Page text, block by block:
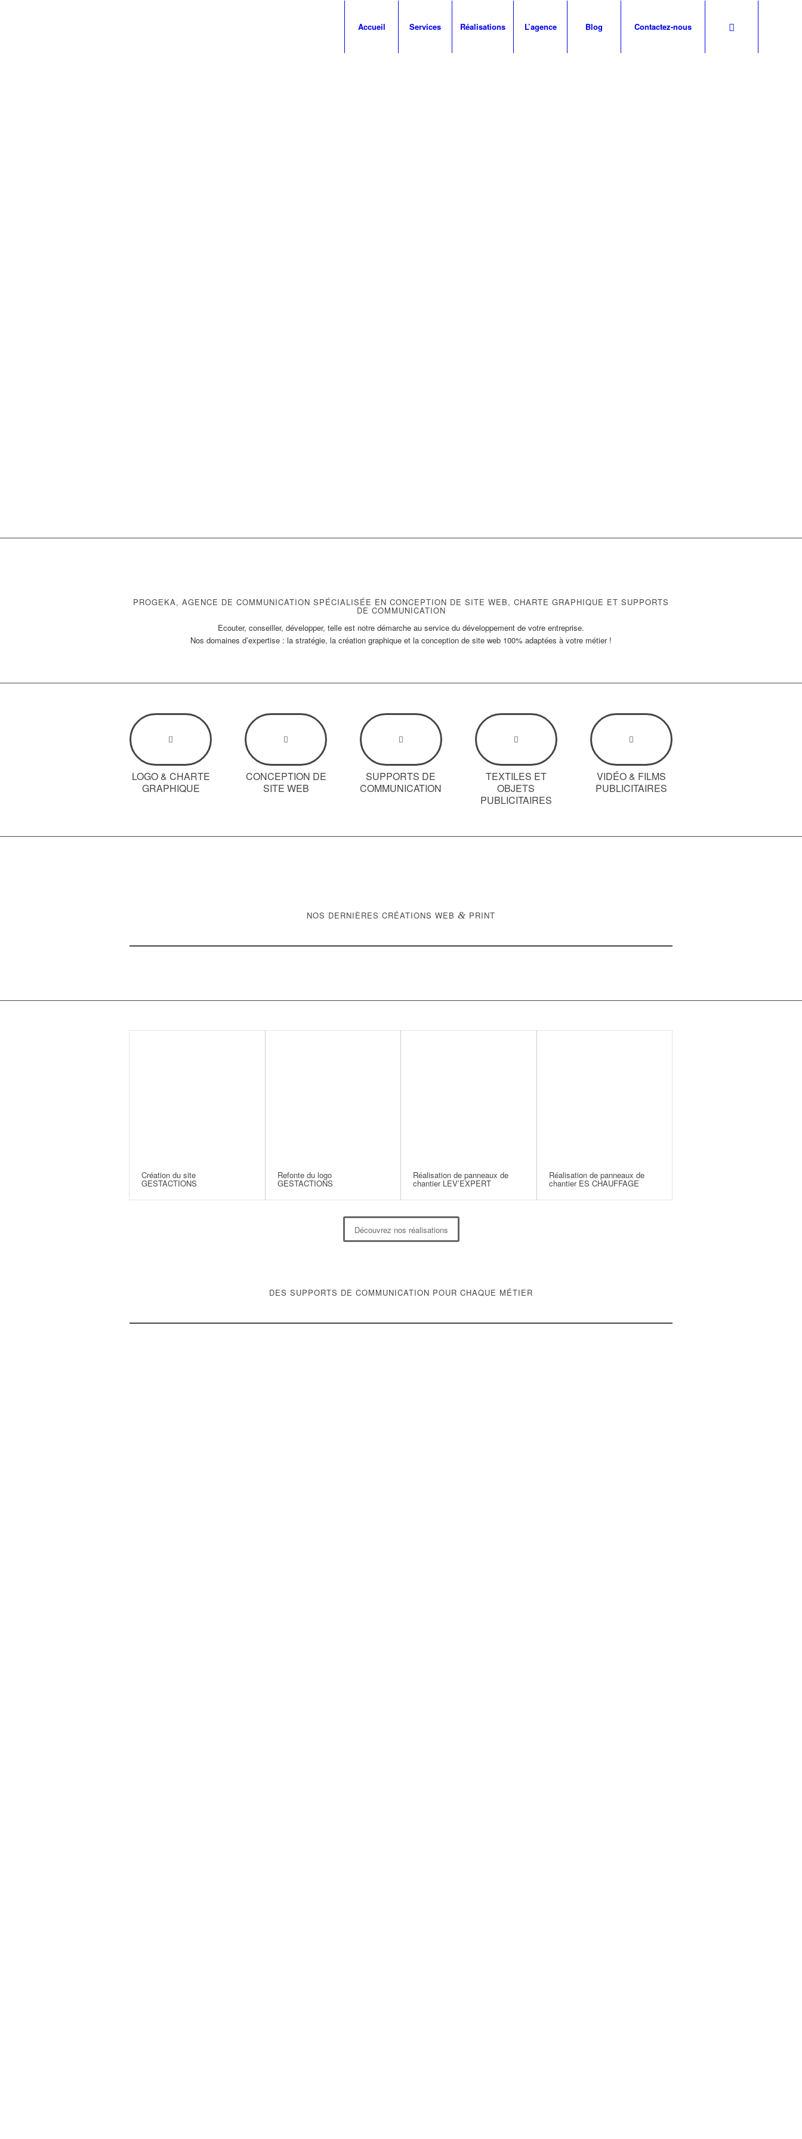
Accueil Services Réalisations L’agence Blog Contactez-nous
PROGEKA, AGENCE DE COMMUNICATION SPÉCIALISÉE EN CONCEPTION DE SITE WEB, CHARTE GRAPHIQUE ET SUPPORTS
DE COMMUNICATION
Ecouter, conseiller, développer, telle est notre démarche au service du développement de votre entreprise.
Nos domaines d’expertise : la stratégie, la création graphique et la conception de site web 100% adaptées à votre métier !
LOGO & CHARTE
GRAPHIQUE
CONCEPTION DE
SITE WEB
SUPPORTS DE
COMMUNICATION
TEXTILES ET
OBJETS
PUBLICITAIRES
VIDÉO & FILMS
PUBLICITAIRES
NOS DERNIÈRES CRÉATIONS WEB & PRINT
Création du site
GESTACTIONS
Refonte du logo
GESTACTIONS
Réalisation de panneaux de
chantier LEV’EXPERT
Réalisation de panneaux de
chantier ES CHAUFFAGE
Découvrez nos réalisations
DES SUPPORTS DE COMMUNICATION POUR CHAQUE MÉTIER